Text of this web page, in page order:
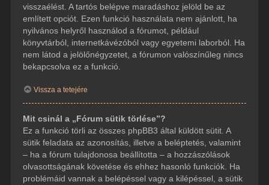
visszaélést. A tartós belépve maradáshoz jelöld be az
említett opciót. Ezen funkció használata nem ajánlott, ha
nyilvános helyről használod a fórumot, például
könyvtárból, internetkávézóból vagy egyetemi laborból. Ha
nem látod a jelölőnégyzetet, a fórumon valószínűleg nincs
bekapcsolva ez a funkció.
Vissza a tetejére
Mit csinál a „Fórum sütik törlése”?
Ez a funkció törli az összes phpBB3 által küldött sütit. A
sütik feladata az azonosítás, illetve a beléptetés, valamint
– ha a fórum tulajdonosa beállította – a hozzászólások
olvasottságának követése és ehhez hasonló funkciók. Ha
problémáid vannak a belépéssel vagy a kilépéssel, a sütik